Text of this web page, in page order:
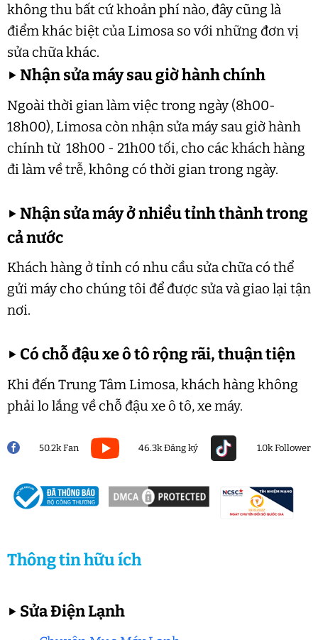
không thu bất cứ khoản phí nào, đây cũng là
điểm khác biệt của Limosa so với những đơn vị
sửa chữa khác.
▶Nhận sửa máy sau giờ hành chính
Ngoài thời gian làm việc trong ngày (8h00-
18h00), Limosa còn nhận sửa máy sau giờ hành
chính từ 18h00 - 21h00 tối, cho các khách hàng
đi làm về trễ, không có thời gian trong ngày.
▶Nhận sửa máy ở nhiều tỉnh thành trong
cả nước
Khách hàng ở tỉnh có nhu cầu sửa chữa có thể
gửi máy cho chúng tôi để được sửa và giao lại tận
nơi.
▶ Có chỗ đậu xe ô tô rộng rãi, thuận tiện
Khi đến Trung Tâm Limosa, khách hàng không
phải lo lắng về chỗ đậu xe ô tô, xe máy.
50.2k Fan 46.3k Đăng ký 1.0k Follower
Thông tin hữu ích
▶ Sửa Điện Lạnh